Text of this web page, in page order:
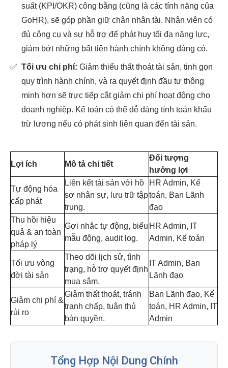
suất (KPI/OKR) công bằng (cũng là các tính năng của
GoHR), sẽ góp phần giữ chân nhân tài. Nhân viên có
đủ công cụ và sự hỗ trợ để phát huy tối đa năng lực,
giảm bớt những bất tiện hành chính không đáng có.
✅ Tối ưu chi phí: Giảm thiểu thất thoát tài sản, tinh gọn
quy trình hành chính, và ra quyết định đầu tư thông
minh hơn sẽ trực tiếp cắt giảm chi phí hoạt động cho
doanh nghiệp. Kế toán có thể dễ dàng tính toán khấu
trừ lương nếu có phát sinh liên quan đến tài sản.
Lợi ích Mô tả chi tiết
Đối tượng
hưởng lợi
Tự động hóa
cấp phát
Liên kết tài sản với hồ
sơ nhân sự, lưu trữ tập
trung.
HR Admin, Kế
toán, Ban Lãnh
đạo
Thu hồi hiệu
quả & an toàn
pháp lý
Gợi nhắc tự động, biểu
mẫu động, audit log.
HR Admin, IT
Admin, Kế toán
Tối ưu vòng
đời tài sản
Theo dõi lịch sử, tình
trạng, hỗ trợ quyết định
mua sắm.
IT Admin, Ban
Lãnh đạo
Giảm chi phí &
rủi ro
Giảm thất thoát, tránh
tranh chấp, tuân thủ
bản quyền.
Ban Lãnh đạo, Kế
toán, HR Admin, IT
Admin
Tổng Hợp Nội Dung Chính